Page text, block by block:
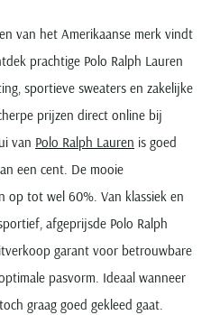
van het Amerikaanse merk vindt
prachtige Polo Ralph Lauren
sportieve sweaters en zakelijke
prijzen direct online bij
van Polo Ralph Lauren is goed
een cent. De mooie
op tot wel 60%. Van klassiek en
afgeprijsde Polo Ralph
garant voor betrouwbare
pasvorm. Ideaal wanneer
graag goed gekleed gaat.